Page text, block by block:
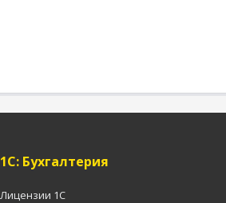
1C: Бухгалтерия
Лицензии 1С